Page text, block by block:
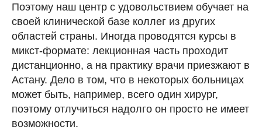
Поэтому наш центр с удовольствием обучает на
своей клинической базе коллег из других
областей страны. Иногда проводятся курсы в
микст-формате: лекционная часть проходит
дистанционно, а на практику врачи приезжают в
Астану. Дело в том, что в некоторых больницах
может быть, например, всего один хирург,
поэтому отлучиться надолго он просто не имеет
возможности.